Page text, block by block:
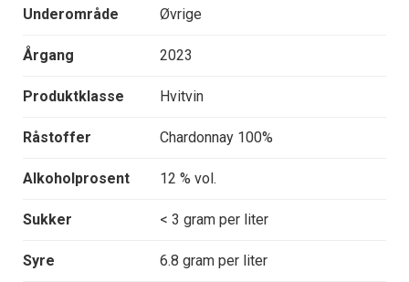
Underområde Øvrige
Årgang 2023
Produktklasse Hvitvin
Råstoffer Chardonnay 100%
Alkoholprosent 12 % vol.
Sukker < 3 gram per liter
Syre 6.8 gram per liter